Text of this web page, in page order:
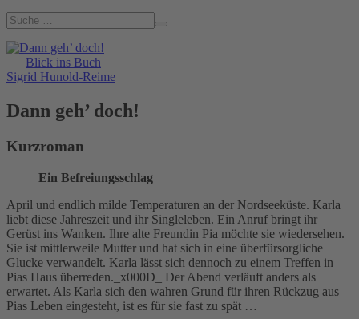
Blick ins Buch
Sigrid Hunold-Reime
Dann geh’ doch!
Kurzroman
Ein Befreiungsschlag
April und endlich milde Temperaturen an der Nordseeküste. Karla
liebt diese Jahreszeit und ihr Singleleben. Ein Anruf bringt ihr
Gerüst ins Wanken. Ihre alte Freundin Pia möchte sie wiedersehen.
Sie ist mittlerweile Mutter und hat sich in eine überfürsorgliche
Glucke verwandelt. Karla lässt sich dennoch zu einem Treffen in
Pias Haus überreden._x000D_ Der Abend verläuft anders als
erwartet. Als Karla sich den wahren Grund für ihren Rückzug aus
Pias Leben eingesteht, ist es für sie fast zu spät …